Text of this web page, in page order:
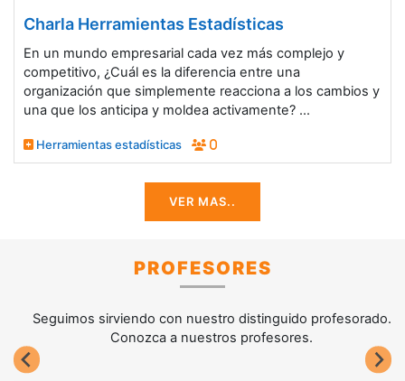
Charla Herramientas Estadísticas
En un mundo empresarial cada vez más complejo y
competitivo, ¿Cuál es la diferencia entre una
organización que simplemente reacciona a los cambios y
una que los anticipa y moldea activamente? ...
Herramientas estadísticas 0
VER MAS..
PROFESORES
Seguimos sirviendo con nuestro distinguido profesorado.
Conozca a nuestros profesores.